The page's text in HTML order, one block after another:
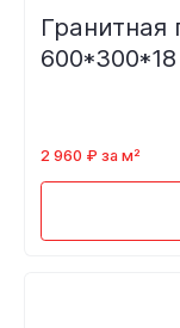
Гранитная
2 960 ₽ за м²